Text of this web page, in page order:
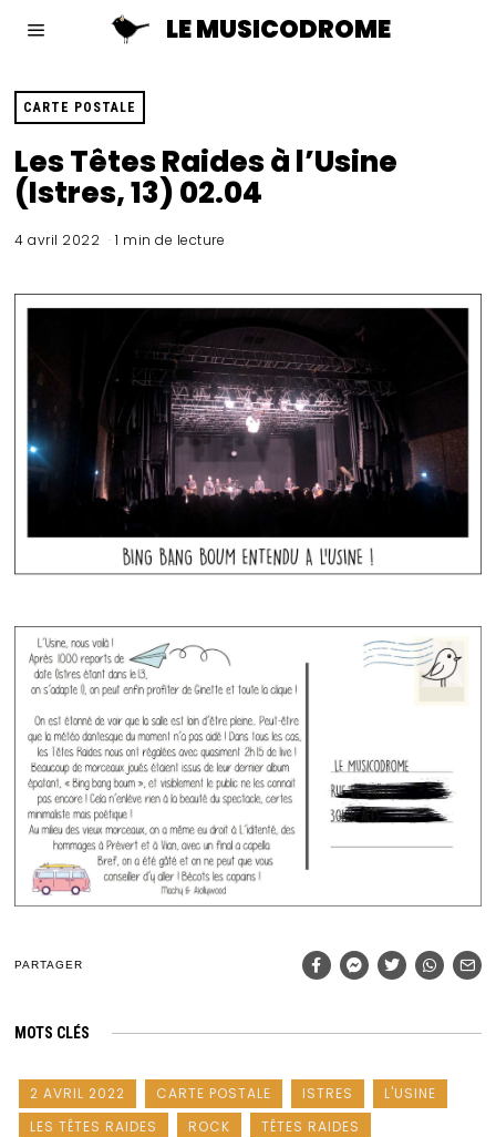
LE MUSICODROME
CARTE POSTALE
Les Têtes Raides à l’Usine
(Istres, 13) 02.04
4 avril 2022 1 min de lecture
PARTAGER
MOTS CLÉS
2 AVRIL 2022 CARTE POSTALE ISTRES
L'USINE
LES TÊTES RAIDES
ROCK TÊTES RAIDES